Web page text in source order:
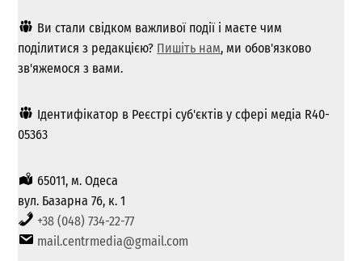
Ви стали свідком важливої ​​події і маєте чим
поділитися з редакцією? Пишіть нам, ми обов'язково
зв'яжемося з вами.
Ідентифікатор в Реєстрі суб'єктів у сфері медіа R40-
05363
65011, м. Одеса
вул. Базарна 76, к. 1
+38 (048) 734-22-77
mail.centrmedia@gmail.com